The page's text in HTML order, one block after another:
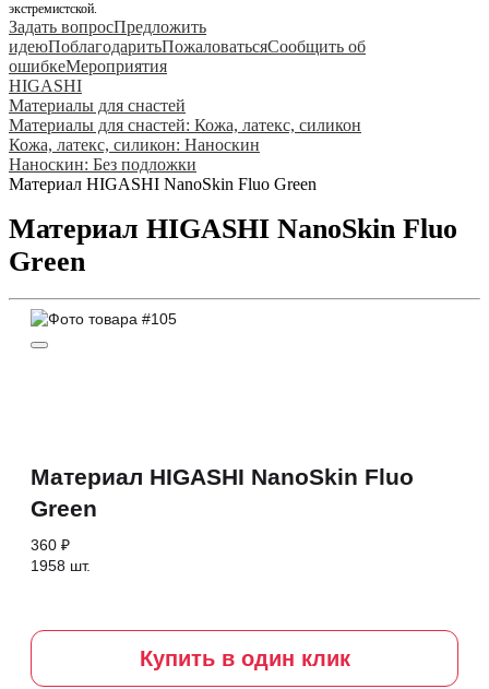
экстремистской.
Задать вопросПредложить
идеюПоблагодаритьПожаловатьсяСообщить об
ошибкеМероприятия
HIGASHI
Материалы для снастей
Материалы для снастей: Кожа, латекс, силикон
Кожа, латекс, силикон: Наноскин
Наноскин: Без подложки
Материал HIGASHI NanoSkin Fluo Green
Материал HIGASHI NanoSkin Fluo
Green
Материал HIGASHI NanoSkin Fluo
Green
360 ₽
1958 шт.
Купить в один клик